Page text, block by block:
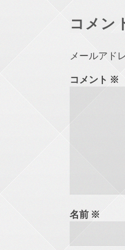
コメン
メールアド
コメント ※
名前 ※